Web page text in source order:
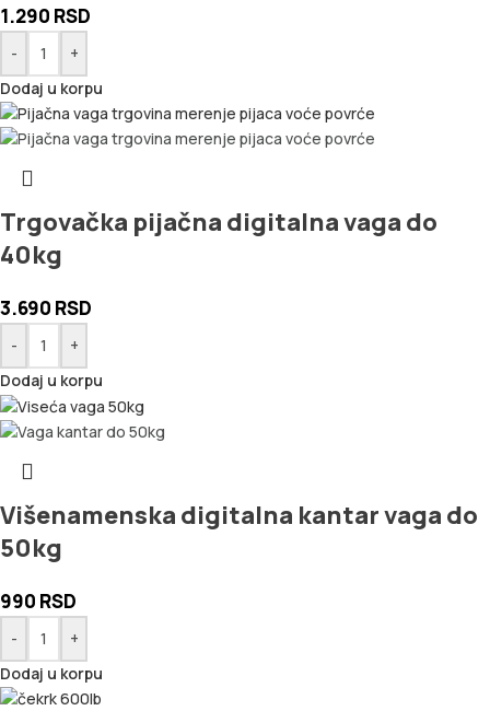
1.290 RSD
-
+
Dodaj u korpu
Trgovačka pijačna digitalna vaga do
40kg
3.690 RSD
-
+
Dodaj u korpu
Višenamenska digitalna kantar vaga do
50kg
990 RSD
-
+
Dodaj u korpu